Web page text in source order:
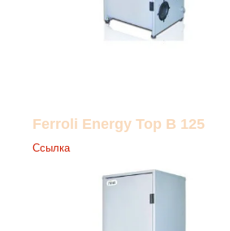
Ferroli Energy Top B 125
Ссылка